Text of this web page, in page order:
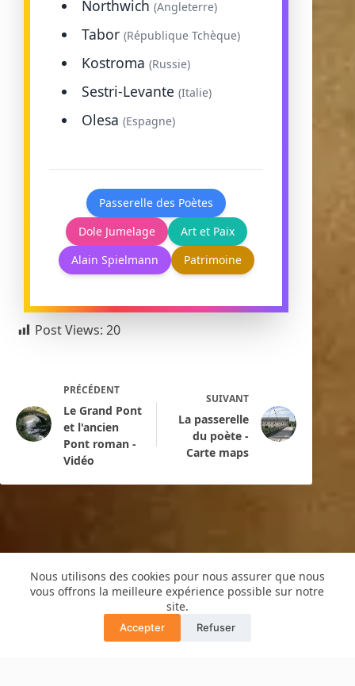
Nous utilisons des cookies pour nous assurer que nous
vous offrons la meilleure expérience possible sur notre
site.
Accepter Refuser
Northwich (Angleterre)
Tabor (République Tchèque)
Kostroma (Russie)
Sestri-Levante (Italie)
Olesa (Espagne)
Passerelle des Poètes
Dole Jumelage
Art et Paix
Alain Spielmann
Patrimoine
Post Views: 20
PRÉCÉDENT
Le Grand Pont
et l'ancien
Pont roman -
Vidéo
SUIVANT
La passerelle
du poète -
Carte maps
Copyright © 2016 -Cyril de Grivel
MENTIONS LÉGALES